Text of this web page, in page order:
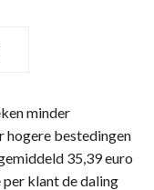
minder
hogere bestedingen
35,39 euro
klant de daling